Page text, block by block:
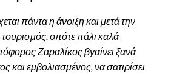
πάντα η άνοιξη και μετά την
τουρισμός, οπότε πάλι καλά
Ζαραλίκος βγαίνει ξανά
και εμβολιασμένος, να σατιρίσει